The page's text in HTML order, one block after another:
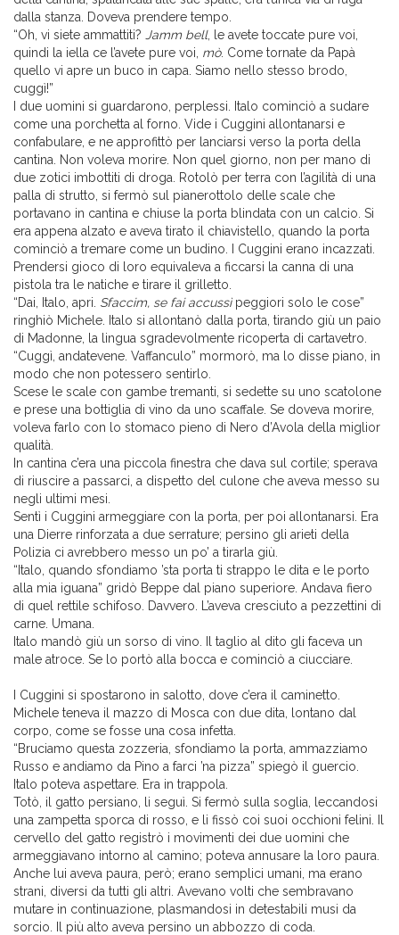
dalla stanza. Doveva prendere tempo.
“Oh, vi siete ammattiti? Jamm bell, le avete toccate pure voi,
quindi la iella ce l’avete pure voi, mò. Come tornate da Papà
quello vi apre un buco in capa. Siamo nello stesso brodo,
cuggì!”
I due uomini si guardarono, perplessi. Italo cominciò a sudare
come una porchetta al forno. Vide i Cuggini allontanarsi e
confabulare, e ne approfittò per lanciarsi verso la porta della
cantina. Non voleva morire. Non quel giorno, non per mano di
due zotici imbottiti di droga. Rotolò per terra con l’agilità di una
palla di strutto, si fermò sul pianerottolo delle scale che
portavano in cantina e chiuse la porta blindata con un calcio. Si
era appena alzato e aveva tirato il chiavistello, quando la porta
cominciò a tremare come un budino. I Cuggini erano incazzati.
Prendersi gioco di loro equivaleva a ficcarsi la canna di una
pistola tra le natiche e tirare il grilletto.
“Dai, Italo, apri. Sfaccim, se fai accussìpeggiori solo le cose”
ringhiò Michele. Italo si allontanò dalla porta, tirando giù un paio
di Madonne, la lingua sgradevolmente ricoperta di cartavetro.
“Cuggì, andatevene. Vaffanculo” mormorò, ma lo disse piano, in
modo che non potessero sentirlo.
Scese le scale con gambe tremanti, si sedette su uno scatolone
e prese una bottiglia di vino da uno scaffale. Se doveva morire,
voleva farlo con lo stomaco pieno di Nero d’Avola della miglior
qualità.
In cantina c’era una piccola finestra che dava sul cortile; sperava
di riuscire a passarci, a dispetto del culone che aveva messo su
negli ultimi mesi.
Sentì i Cuggini armeggiare con la porta, per poi allontanarsi. Era
una Dierre rinforzata a due serrature; persino gli arieti della
Polizia ci avrebbero messo un po’ a tirarla giù.
“Italo, quando sfondiamo ’sta porta ti strappo le dita e le porto
alla mia iguana” gridò Beppe dal piano superiore. Andava fiero
di quel rettile schifoso. Davvero. L’aveva cresciuto a pezzettini di
carne. Umana.
Italo mandò giù un sorso di vino. Il taglio al dito gli faceva un
male atroce. Se lo portò alla bocca e cominciò a ciucciare.
I Cuggini si spostarono in salotto, dove c’era il caminetto.
Michele teneva il mazzo di Mosca con due dita, lontano dal
corpo, come se fosse una cosa infetta.
“Bruciamo questa zozzeria, sfondiamo la porta, ammazziamo
Russo e andiamo da Pino a farci ’na pizza” spiegò il guercio.
Italo poteva aspettare. Era in trappola.
Totò, il gatto persiano, li seguì. Si fermò sulla soglia, leccandosi
una zampetta sporca di rosso, e li fissò coi suoi occhioni felini. Il
cervello del gatto registrò i movimenti dei due uomini che
armeggiavano intorno al camino; poteva annusare la loro paura.
Anche lui aveva paura, però; erano semplici umani, ma erano
strani, diversi da tutti gli altri. Avevano volti che sembravano
mutare in continuazione, plasmandosi in detestabili musi da
sorcio. Il più alto aveva persino un abbozzo di coda.